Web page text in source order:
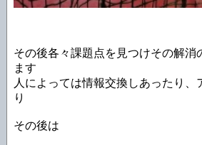
その後各々課題点を見つけその解消
ます
人によっては情報交換しあったり、
り
その後は